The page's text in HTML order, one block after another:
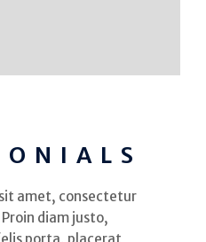
amet, consectetur
diam justo,